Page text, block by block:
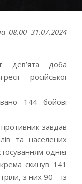
08.00 31.07.2024
дев’ята доба
російської
144 бойові
завдав
та населених
однієї
скинув 141
з них 90 – із